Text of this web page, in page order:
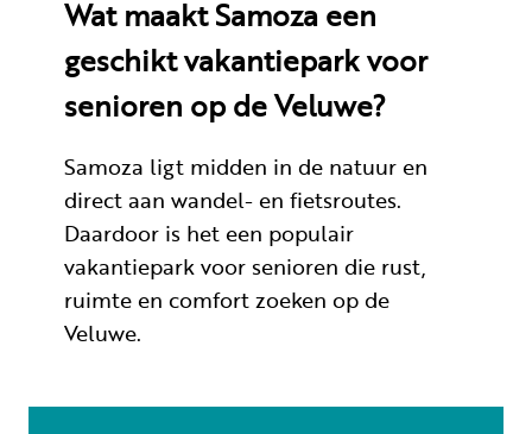
Wat maakt Samoza een
geschikt vakantiepark voor
senioren op de Veluwe?
Samoza ligt midden in de natuur en
direct aan wandel- en fietsroutes.
Daardoor is het een populair
vakantiepark voor senioren die rust,
ruimte en comfort zoeken op de
Veluwe.